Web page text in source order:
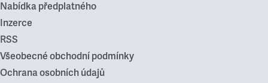
Nabídka předplatného
Inzerce
RSS
Všeobecné obchodní podmínky
Ochrana osobních údajů